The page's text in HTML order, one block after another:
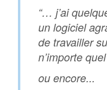
“… j’ai
un logiciel
de travailler
n’importe
ou encore...